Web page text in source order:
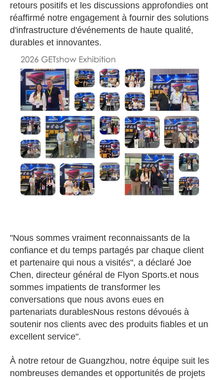
retours positifs et les discussions approfondies ont
réaffirmé notre engagement à fournir des solutions
d'infrastructure d'événements de haute qualité,
durables et innovantes.
"Nous sommes vraiment reconnaissants de la
confiance et du temps partagés par chaque client
et partenaire qui nous a visités", a déclaré Joe
Chen, directeur général de Flyon Sports.et nous
sommes impatients de transformer les
conversations que nous avons eues en
partenariats durablesNous restons dévoués à
soutenir nos clients avec des produits fiables et un
excellent service".
À notre retour de Guangzhou, notre équipe suit les
nombreuses demandes et opportunités de projets